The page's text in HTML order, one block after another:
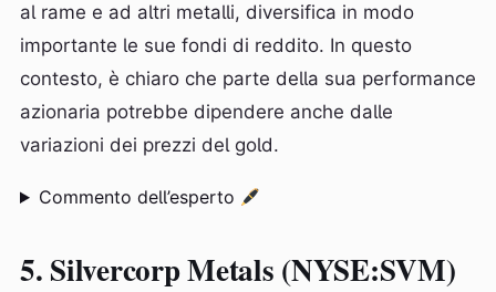
al rame e ad altri metalli, diversifica in modo
importante le sue fondi di reddito. In questo
contesto, è chiaro che parte della sua performance
azionaria potrebbe dipendere anche dalle
variazioni dei prezzi del gold.
Commento dell’esperto
5. Silvercorp Metals (NYSE:SVM)